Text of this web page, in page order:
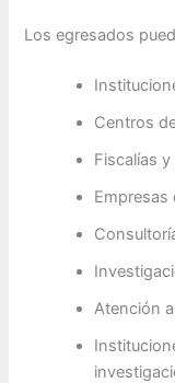
Los egresados
Centros
Fiscalías
Empresas
Atención